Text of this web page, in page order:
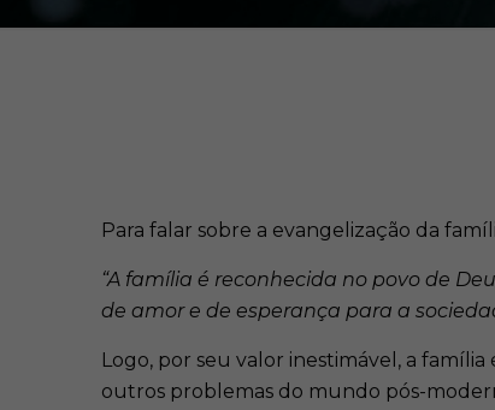
Para falar sobre a evangelização da
“A família é reconhecida no povo de
de amor e de esperança para a
Logo, por seu valor inestimável, a
outros problemas do mundo pós-